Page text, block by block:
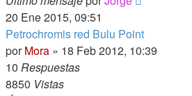
20 Ene 2015, 09:51
Petrochromis red Bulu Point
porMora » 18 Feb 2012, 10:39
10 Respuestas
8850 Vistas